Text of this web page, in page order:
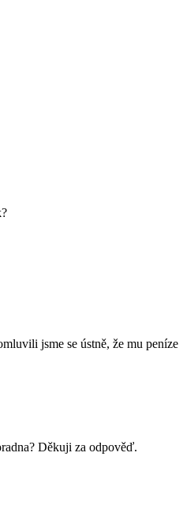
jsme se ústně, že mu peníze
Děkuji za odpověď.